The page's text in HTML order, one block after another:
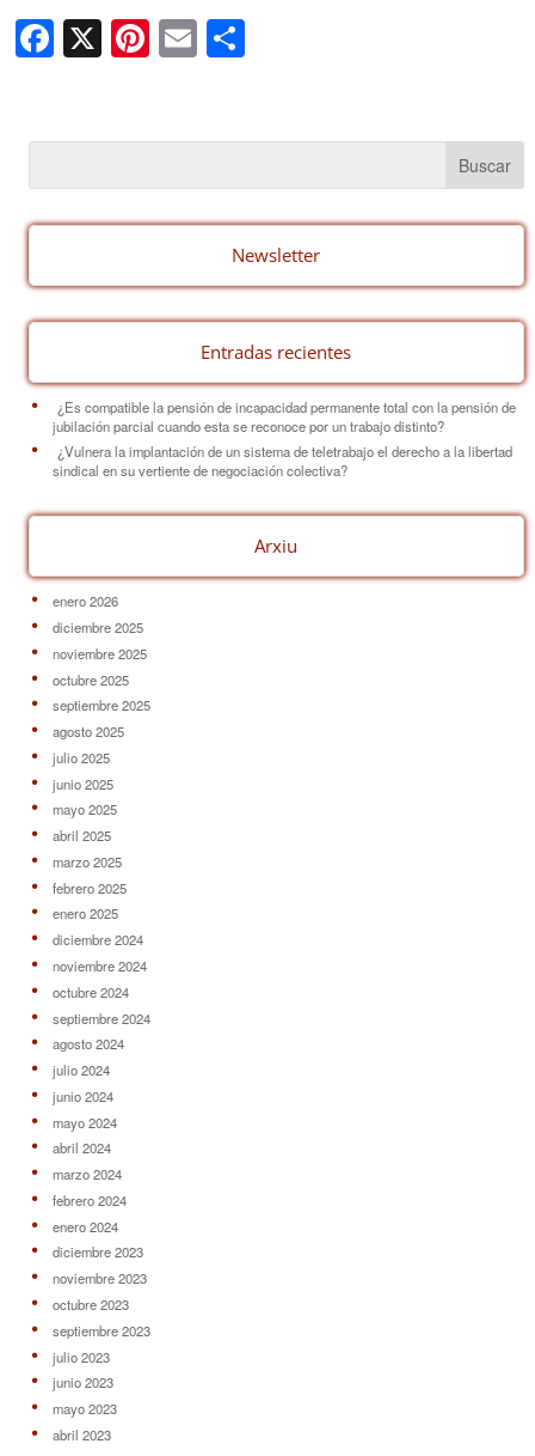
F
a
e
b
o
k
X Pi
nt
e
st
E
m
C
p
ar
tir
Newsletter
Entradas recientes
¿Es compatible la pensión de incapacidad permanente total con la pensión de
jubilación parcial cuando esta se reconoce por un trabajo distinto?
¿Vulnera la implantación de un sistema de teletrabajo el derecho a la libertad
sindical en su vertiente de negociación colectiva?
Arxiu
enero 2026
diciembre 2025
noviembre 2025
octubre 2025
septiembre 2025
agosto 2025
julio 2025
junio 2025
mayo 2025
abril 2025
marzo 2025
febrero 2025
enero 2025
diciembre 2024
noviembre 2024
octubre 2024
septiembre 2024
agosto 2024
julio 2024
junio 2024
mayo 2024
abril 2024
marzo 2024
febrero 2024
enero 2024
diciembre 2023
noviembre 2023
octubre 2023
septiembre 2023
julio 2023
junio 2023
mayo 2023
abril 2023